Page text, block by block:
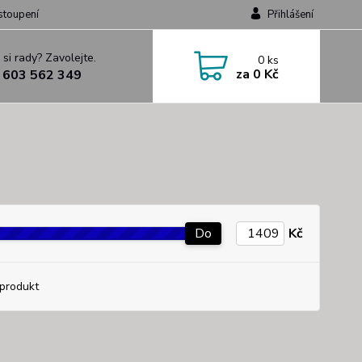
Přihlášení
rady? Zavolejte.
562 349
0ks
za 0 Kč
Do Kč